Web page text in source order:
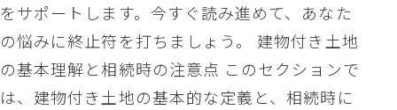
をサポートします。今すぐ読み進めて、あなた
の悩みに終止符を打ちましょう。 建物付き土地
の基本理解と相続時の注意点 このセクションで
は、建物付き土地の基本的な定義と、相続時に